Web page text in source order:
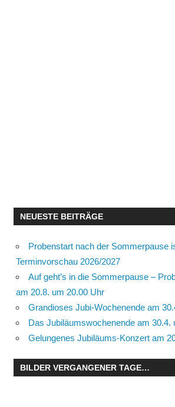
NEUESTE BEITRÄGE
Probenstart nach der Sommerpause
Terminvorschau 2026/2027
Auf geht’s in die Sommerpause –
am 20.8. um 20.00 Uhr
Grandioses Jubi-Wochenende am
Das Jubiläumswochenende am 30.4.
Gelungenes Jubiläums-Konzert am
BILDER VERGANGENER TAGE…